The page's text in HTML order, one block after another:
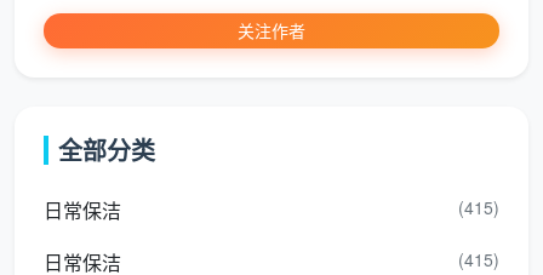
做表面，深度项目加钱。我们的承诺书里，12项精保洁
关注作者
全部分类
日常保洁 (415)
日常保洁 (415)